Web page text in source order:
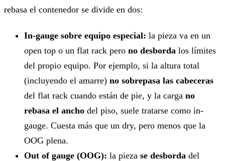
rebasa el contenedor se divide en dos:
In-gauge sobre equipo especial: la pieza va en un
open top o un flat rack pero no desborda los límites
del propio equipo. Por ejemplo, si la altura total
(incluyendo el amarre) no sobrepasa las cabeceras
del flat rack cuando están de pie, y la carga no
rebasa el ancho del piso, suele tratarse como in-
gauge. Cuesta más que un dry, pero menos que la
OOG plena.
Out of gauge (OOG): la pieza se desborda del